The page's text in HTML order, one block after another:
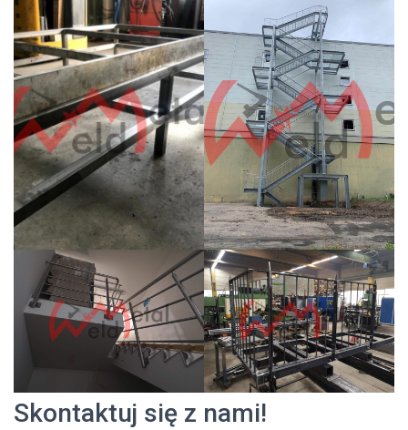
Skontaktuj się z nami!